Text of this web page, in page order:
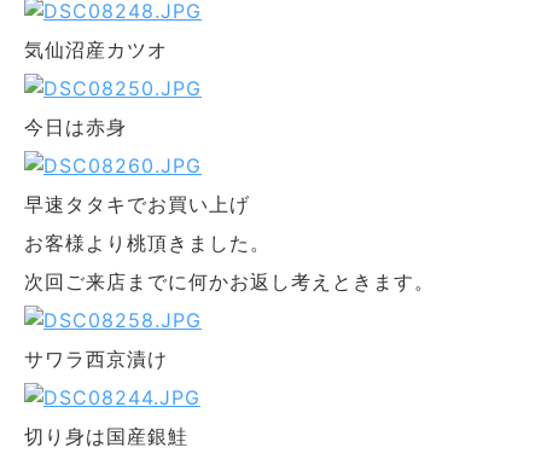
気仙沼産カツオ
今日は赤身
早速タタキでお買い上げ
お客様より桃頂きました。
次回ご来店までに何かお返し考えときます。
サワラ西京漬け
切り身は国産銀鮭